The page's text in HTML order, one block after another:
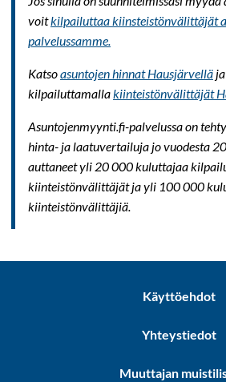
voitkilpailuttaa kiinsteistönvälittäjät
palvelussamme.
Katsoasuntojen hinnat Hausjärvellä
kilpailuttamallakiinteistönvälittäjät
Asuntojenmyynti.fi-palvelussa on
hinta- ja laatuvertailuja jo vuodesta
auttaneet yli 20 000 kuluttajaa
kiinteistönvälittäjät ja yli 100 000
kiinteistönvälittäjiä.
Käyttöehdot
Yhteystiedot
Muuttajan